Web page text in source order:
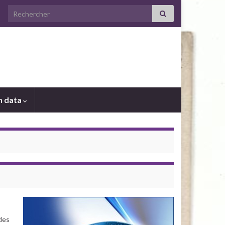
Search for:
data